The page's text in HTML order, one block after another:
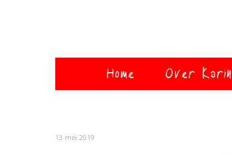
Home Over Karin
13 mei 2019